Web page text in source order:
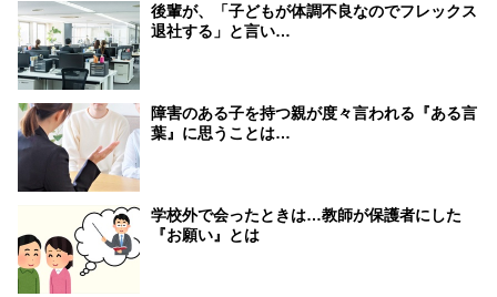
後輩が、「子どもが体調不良なのでフレックス
退社する」と言い…
障害のある子を持つ親が度々言われる『ある言
葉』に思うことは…
学校外で会ったときは…教師が保護者にした
『お願い』とは